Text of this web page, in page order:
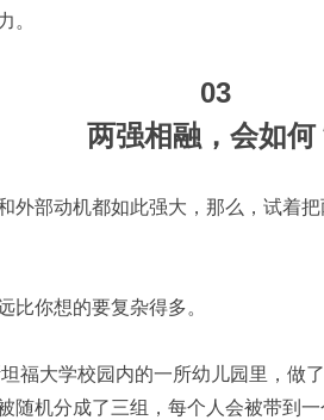
。
03
两强相融，会如何
外部动机都如此强大，那么，试着
比你想的要复杂得多。
福大学校园内的一所幼儿园里，
随机分成了三组，每个人会被带到